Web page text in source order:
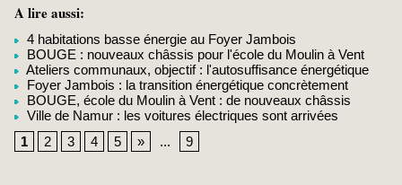
A lire aussi:
4 habitations basse énergie au Foyer Jambois
BOUGE : nouveaux châssis pour l'école du Moulin à Vent
Ateliers communaux, objectif : l'autosuffisance énergétique
Foyer Jambois : la transition énergétique concrètement
BOUGE, école du Moulin à Vent : de nouveaux châssis
Ville de Namur : les voitures électriques sont arrivées
1
2 3 4 5 » ... 9